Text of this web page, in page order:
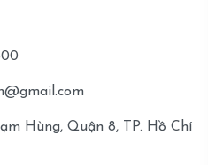
Hùng, Quận 8, TP. Hồ Chí